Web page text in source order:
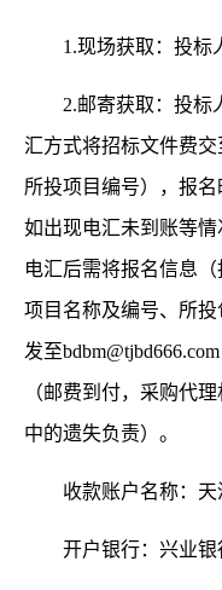
1.现场获取：投标
2.邮寄获取：投标
汇方式将招标文件费
所投项目编号），报名
如出现电汇未到账等
电汇后需将报名信息
项目名称及编号、所投
发至
（邮费到付，采购代
中的遗失负责）。
收款账户名称：
开户银行：兴业